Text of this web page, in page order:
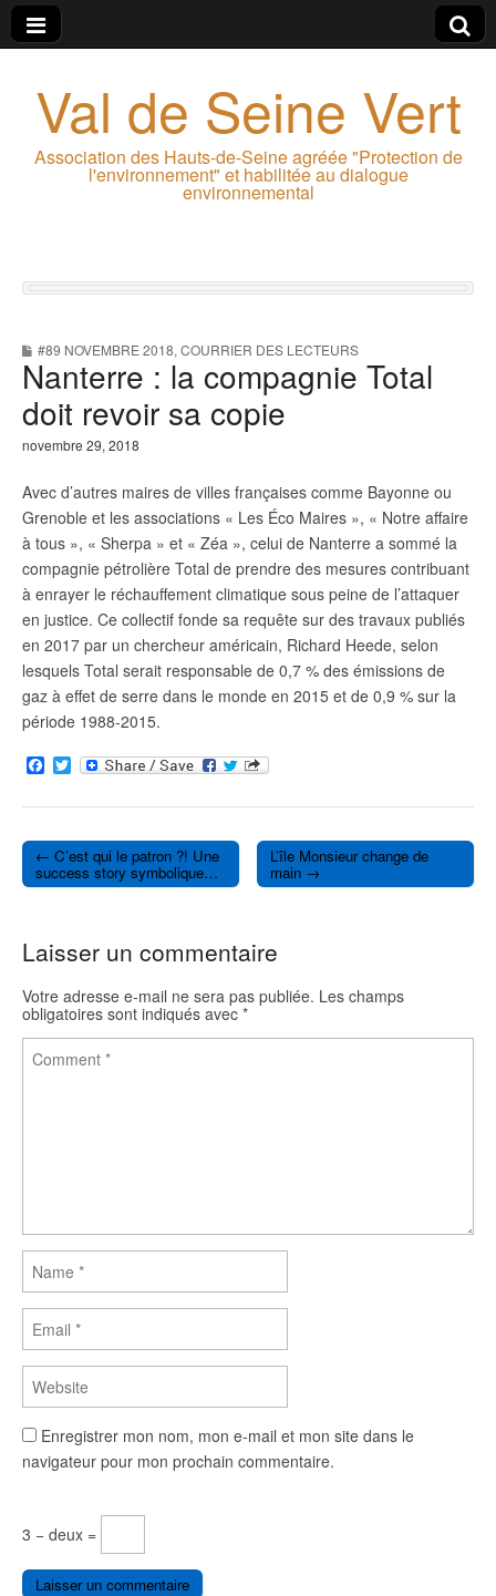
Val de Seine Vert
Association des Hauts-de-Seine agréée "Protection de
l'environnement" et habilitée au dialogue
environnemental
#89 NOVEMBRE 2018, COURRIER DES LECTEURS
Nanterre : la compagnie Total
doit revoir sa copie
novembre 29, 2018
Avec d’autres maires de villes françaises comme Bayonne ou
Grenoble et les associations « Les Éco Maires », « Notre affaire
à tous », « Sherpa » et « Zéa », celui de Nanterre a sommé la
compagnie pétrolière Total de prendre des mesures contribuant
à enrayer le réchauffement climatique sous peine de l’attaquer
en justice. Ce collectif fonde sa requête sur des travaux publiés
en 2017 par un chercheur américain, Richard Heede, selon
lesquels Total serait responsable de 0,7 % des émissions de
gaz à effet de serre dans le monde en 2015 et de 0,9 % sur la
période 1988-2015.
F
a
c
b
o
o
k
T
w
i
t
e
r
Post navigation
← C’est qui le patron ?! Une
success story symbolique…
L’île Monsieur change de
main →
Laisser un commentaire
Votre adresse e-mail ne sera pas publiée. Les champs
obligatoires sont indiqués avec *
Enregistrer mon nom, mon e-mail et mon site dans le
navigateur pour mon prochain commentaire.
3 − deux =